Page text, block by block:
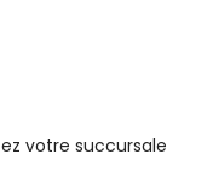
votre succursale